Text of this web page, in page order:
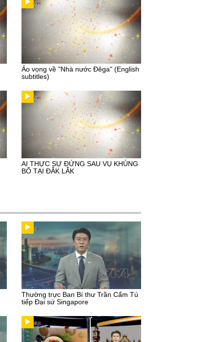
Ảo vọng về "Nhà nước Đêga" (English
subtitles)
AI THỰC SỰ ĐỨNG SAU VỤ KHỦNG
BỐ TẠI ĐẮK LẮK
Thường trực Ban Bí thư Trần Cẩm Tú
tiếp Đại sứ Singapore